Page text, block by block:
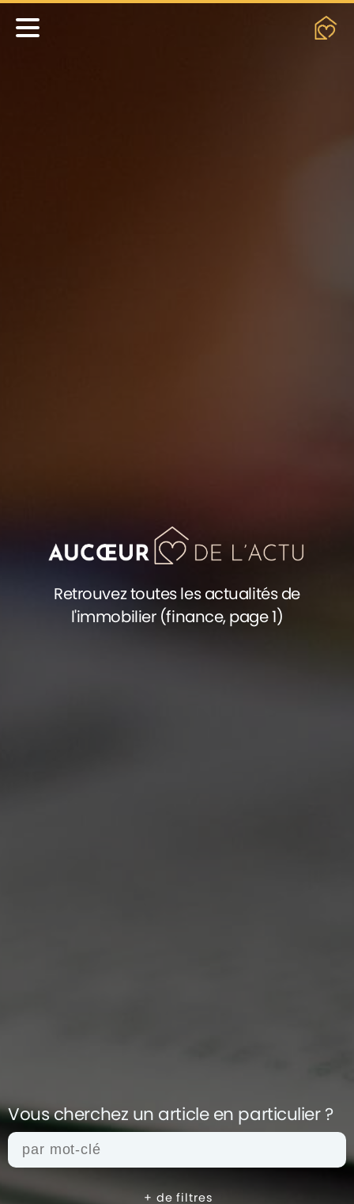
Retrouvez toutes les actualités de
l'immobilier (finance, page 1)
Vous cherchez un article en particulier ?
+ de filtres